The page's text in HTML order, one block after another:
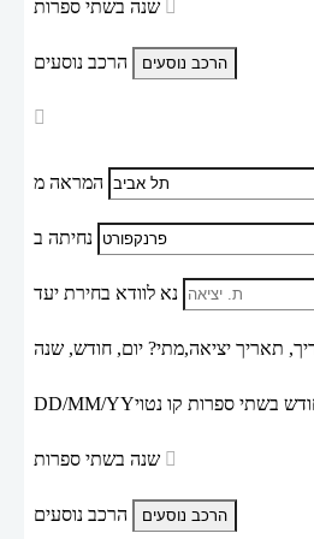
הרכב נוסעים
המראה מ
נחיתה ב
נא לוודא בחירת יעד
תאריך יציאה,מתי? יום, חודש, שנה
DD/MM/YYבשתי ספרות קו נטוי
הרכב נוסעים